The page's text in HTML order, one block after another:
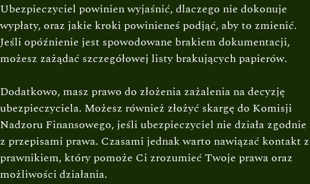
Ubezpieczyciel powinien wyjaśnić, dlaczego nie dokonuje
wypłaty, oraz jakie kroki powinieneś podjąć, aby to zmienić.
Jeśli opóźnienie jest spowodowane brakiem dokumentacji,
możesz zażądać szczegółowej listy brakujących papierów.
Dodatkowo, masz prawo do złożenia zażalenia na decyzję
ubezpieczyciela. Możesz również złożyć skargę do Komisji
Nadzoru Finansowego, jeśli ubezpieczyciel nie działa zgodnie
z przepisami prawa. Czasami jednak warto nawiązać kontakt z
prawnikiem, który pomoże Ci zrozumieć Twoje prawa oraz
możliwości działania.